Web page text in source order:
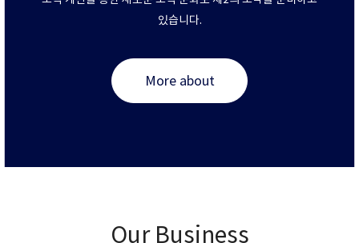
있습니다.
More about
Our Business